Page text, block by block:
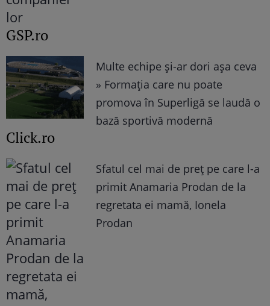
GSP.ro
Multe echipe și-ar dori așa ceva
» Formația care nu poate
promova în Superligă se laudă o
bază sportivă modernă
Click.ro
Sfatul cel mai de preț pe care l-a
primit Anamaria Prodan de la
regretata ei mamă, Ionela
Prodan